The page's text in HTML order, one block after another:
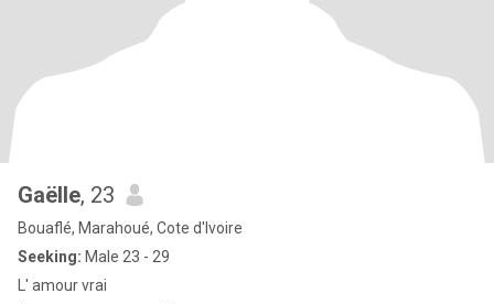
Gaëlle, 23
Bouaflé, Marahoué, Cote d'Ivoire
Seeking: Male 23 - 29
L' amour vrai